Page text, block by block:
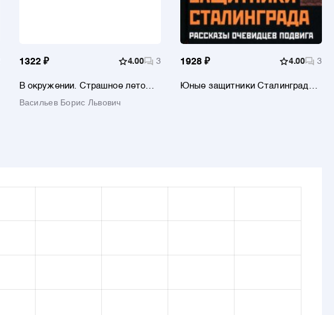
1322 ₽ 4.00 3
В окружении. Страшное лето
Васильев Борис Львович
1928 ₽ 4.00 3
Юные защитники Сталинграда.